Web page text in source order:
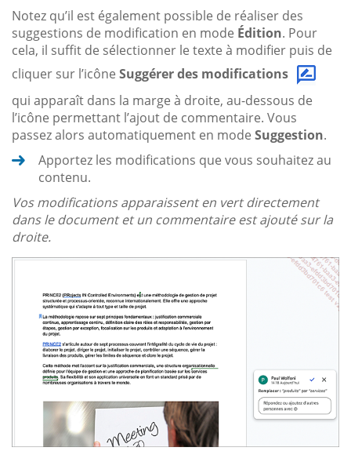
Notez qu’il est également possible de réaliser des
suggestions de modification en mode Édition. Pour
cela, il suffit de sélectionner le texte à modifier puis de
cliquer sur l’icône Suggérer des modifications
qui apparaît dans la marge à droite, au-dessous de
l’icône permettant l’ajout de commentaire. Vous
passez alors automatiquement en mode Suggestion.
Apportez les modifications que vous souhaitez au
contenu.
Vos modifications apparaissent en vert directement
dans le document et un commentaire est ajouté sur la
droite.